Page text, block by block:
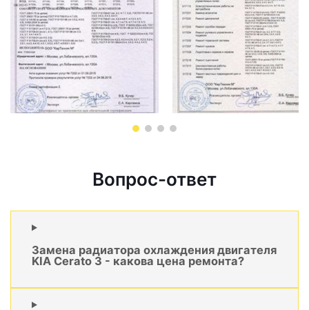
Вопрос-ответ
Замена радиатора охлаждения двигателя
KIA Cerato 3 - какова цена ремонта?